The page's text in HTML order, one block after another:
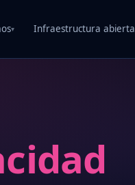
▾ Infraestructura abierta